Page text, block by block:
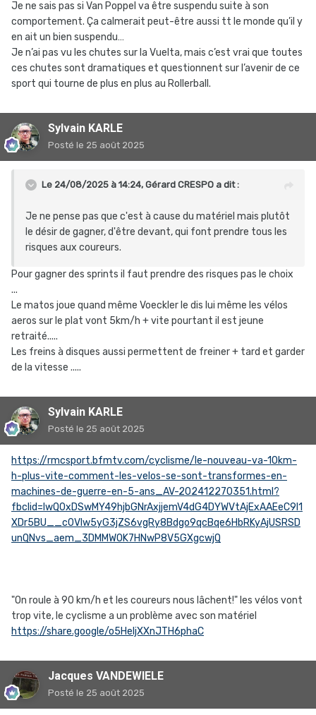
Je ne sais pas si Van Poppel va être suspendu suite à son
comportement. Ça calmerait peut-être aussi tt le monde qu’il y
en ait un bien suspendu…
Je n’ai pas vu les chutes sur la Vuelta, mais c’est vrai que toutes
ces chutes sont dramatiques et questionnent sur l’avenir de ce
sport qui tourne de plus en plus au Rollerball.
Sylvain KARLE
Posté le 25 août 2025
Le 24/08/2025 à 14:24, Gérard CRESPO a dit :
Je ne pense pas que c'est à cause du matériel mais plutôt
le désir de gagner, d'être devant, qui font prendre tous les
risques aux coureurs.
Pour gagner des sprints il faut prendre des risques pas le choix
...
Le matos joue quand même Voeckler le dis lui même les vélos
aeros sur le plat vont 5km/h + vite pourtant il est jeune
retraité.....
Les freins à disques aussi permettent de freiner + tard et garder
de la vitesse .....
Sylvain KARLE
Posté le 25 août 2025
https://rmcsport.bfmtv.com/cyclisme/le-nouveau-va-10km-
h-plus-vite-comment-les-velos-se-sont-transformes-en-
machines-de-guerre-en-5-ans_AV-202412270351.html?
fbclid=IwQ0xDSwMY49hjbGNrAxjjemV4dG4DYWVtAjExAAEeC9I1
XDr5BU__c0VIw5yG3jZS6vgRy8Bdgo9qcBqe6HbRKyAjUSRSD
unQNvs_aem_3DMMWOK7HNwP8V5GXgcwjQ
"On roule à 90 km/h et les coureurs nous lâchent!" les vélos vont
trop vite, le cyclisme a un problème avec son matériel
https://share.google/o5HeljXXnJTH6phaC
Jacques VANDEWIELE
Posté le 25 août 2025